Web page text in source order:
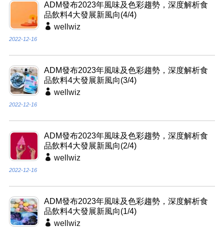
ADM發布2023年風味及色彩趨勢，深度解析食
品飲料4大發展新風向(4/4)
wellwiz
2022-12-16
ADM發布2023年風味及色彩趨勢，深度解析食
品飲料4大發展新風向(3/4)
wellwiz
2022-12-16
ADM發布2023年風味及色彩趨勢，深度解析食
品飲料4大發展新風向(2/4)
wellwiz
2022-12-16
ADM發布2023年風味及色彩趨勢，深度解析食
品飲料4大發展新風向(1/4)
wellwiz